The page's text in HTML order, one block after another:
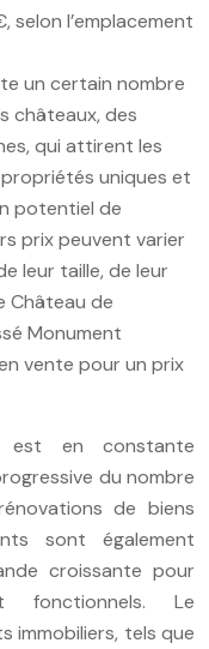
l’emplacement
un certain nombre
châteaux, des
qui attirent les
uniques et
potentiel de
prix peuvent varier
leur taille, de leur
Château de
Monument
vente pour un prix
est en constante
du nombre
de biens
sont également
croissante pour
fonctionnels. Le
immobiliers, tels que